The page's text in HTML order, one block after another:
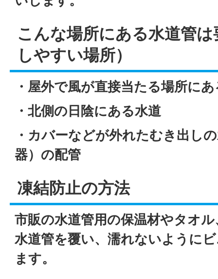
こんな場所にある水道管
しやすい場所）
・屋外で風が直接当たる場所に
・北側の日陰にある水道
・カバーなどが外れたむき出し
器）の配管
凍結防止の方法
市販の水道管用の保温材やタオ
水道管を覆い、濡れないように
ます。